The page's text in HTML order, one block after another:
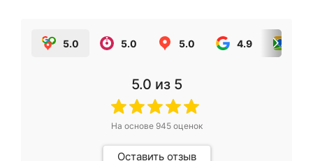
5.0 5.0 5.0 4.9
5.0 из 5
На основе 945оценок
Оставить отзыв